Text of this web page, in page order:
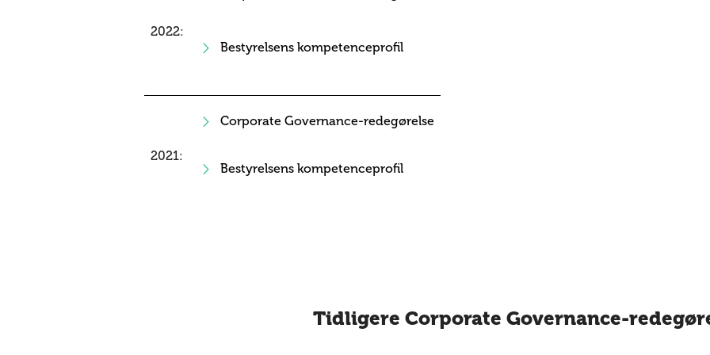
2022:
Bestyrelsens kompetenceprofil
2021:
Corporate Governance-redegørelse
Bestyrelsens kompetenceprofil
Tidligere Corporate Governance-